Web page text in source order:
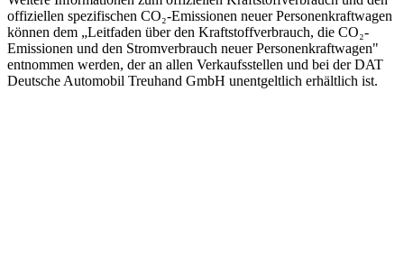
offiziellen spezifischen CO₂-Emissionen neuer Personenkraftwagen
können dem „Leitfaden über den Kraftstoffverbrauch, die CO₂-
Emissionen und den Stromverbrauch neuer Personenkraftwagen"
entnommen werden, der an allen Verkaufsstellen und bei der DAT
Deutsche Automobil Treuhand GmbH unentgeltlich erhältlich ist.